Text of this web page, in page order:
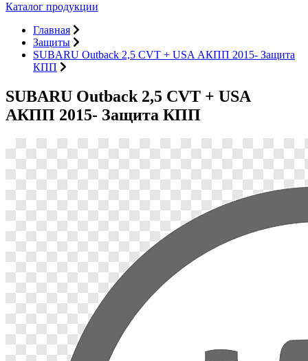
Каталог продукции
Главная
Защиты
SUBARU Outback 2,5 СVT + USA АКПП 2015- Защита
КПП
SUBARU Outback 2,5 СVT + USA
АКПП 2015- Защита КПП